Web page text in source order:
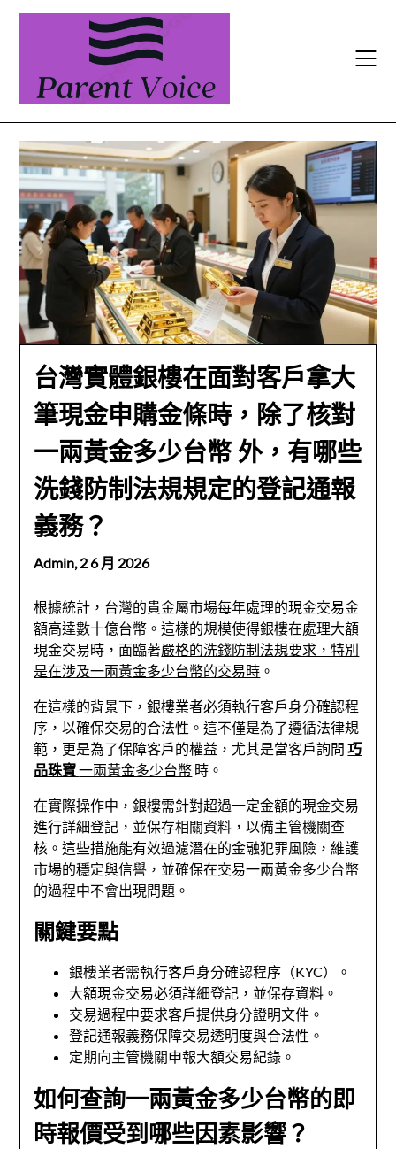
Skip
台灣實體銀樓在面對客戶拿大
筆現金申購金條時，除了核對
一兩黃金多少台幣 外，有哪些
洗錢防制法規規定的登記通報
義務？
Admin,2 6 月 2026
根據統計，台灣的貴金屬市場每年處理的現金交易金
額高達數十億台幣。這樣的規模使得銀樓在處理大額
現金交易時，面臨著嚴格的洗錢防制法規要求，特別
是在涉及一兩黃金多少台幣的交易時 。
在這樣的背景下，銀樓業者必須執行客戶身分確認程
序，以確保交易的合法性。這不僅是為了遵循法律規
範，更是為了保障客戶的權益，尤其是當客戶詢問巧
品珠寶一兩黃金多少台幣 時。
在實際操作中，銀樓需針對超過一定金額的現金交易
進行詳細登記，並保存相關資料，以備主管機關查
核。這些措施能有效過濾潛在的金融犯罪風險，維護
市場的穩定與信譽，並確保在交易一兩黃金多少台幣
的過程中不會出現問題。
關鍵要點
銀樓業者需執行客戶身分確認程序（KYC）。
大額現金交易必須詳細登記，並保存資料。
交易過程中要求客戶提供身分證明文件。
登記通報義務保障交易透明度與合法性。
定期向主管機關申報大額交易紀錄。
如何查詢一兩黃金多少台幣的即
時報價受到哪些因素影響？